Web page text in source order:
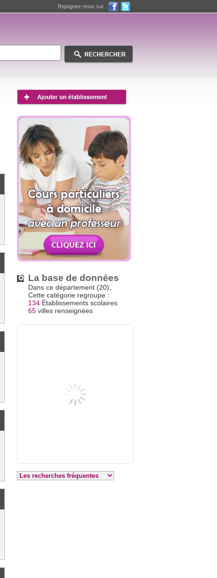
Rejoignez-nous sur
La base de données
Dans ce département (20),
Cette catégorie regroupe :
134 Établissements scolaires
65 villes renseignées